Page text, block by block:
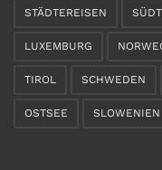
STÄDTEREISEN
LUXEMBURG
TIROL SCHWEDEN
OSTSEE SLOWENIEN